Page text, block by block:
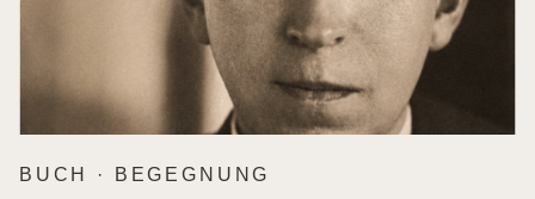
BUCH · BEGEGNUNG